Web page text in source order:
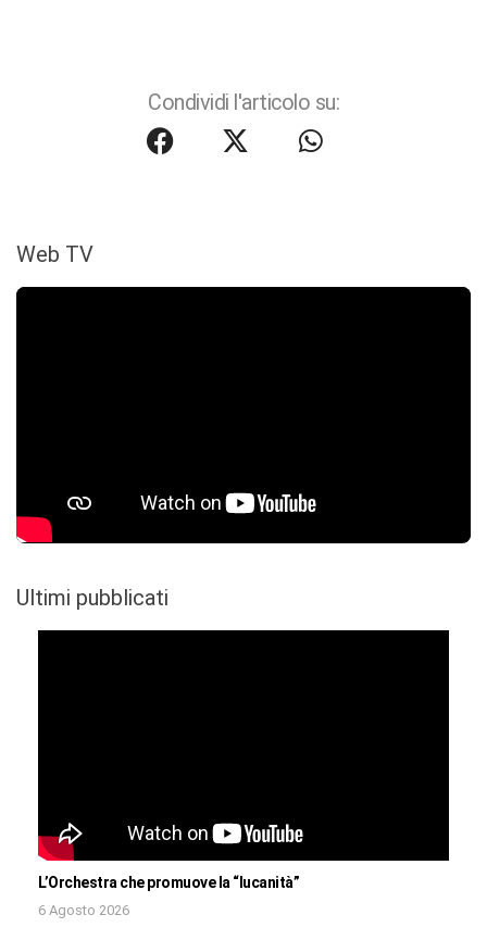
Condividi l'articolo su:
Web TV
Ultimi pubblicati
L’Orchestra che promuove la “lucanità”
6 Agosto 2026